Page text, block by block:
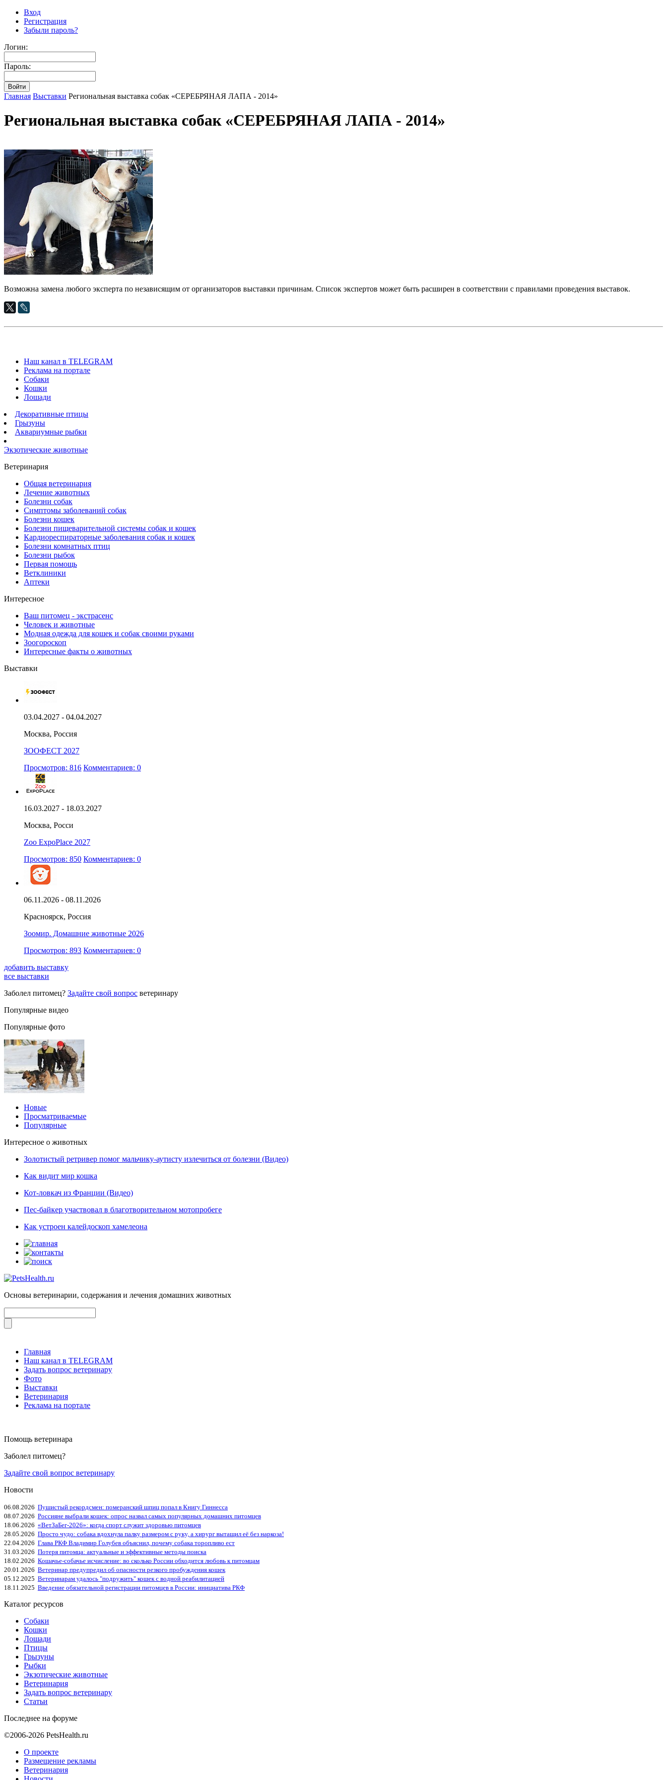
Вход
Регистрация
Забыли пароль?
Логин:
Пароль:
Главная Выставки Региональная выставка собак «СЕРЕБРЯНАЯ ЛАПА - 2014»
Региональная выставка собак «СЕРЕБРЯНАЯ ЛАПА - 2014»
Возможна замена любого эксперта по независящим от организаторов выставки причинам. Список экспертов может быть расширен в соответствии с правилами проведения выставок.
Наш канал в TELEGRAM
Реклама на портале
Собаки
Кошки
Лошади
Декоративные птицы
Грызуны
Аквариумные рыбки
Экзотические животные
Ветеринария
Общая ветеринария
Лечение животных
Болезни собак
Симптомы заболеваний собак
Болезни кошек
Болезни пищеварительной системы собак и кошек
Кардиореспираторные заболевания собак и кошек
Болезни комнатных птиц
Болезни рыбок
Первая помощь
Ветклиники
Аптеки
Интересное
Ваш питомец - экстрасенс
Человек и животные
Модная одежда для кошек и собак своими руками
Зоогороскоп
Интересные факты о животных
Выставки
03.04.2027 - 04.04.2027
Москва, Россия
ЗООФЕСТ 2027
Просмотров: 816 Комментариев: 0
16.03.2027 - 18.03.2027
Москва, Росси
Zoo ExpoPlace 2027
Просмотров: 850 Комментариев: 0
06.11.2026 - 08.11.2026
Красноярск, Россия
Зоомир. Домашние животные 2026
Просмотров: 893 Комментариев: 0
добавить выставку
все выставки
Заболел питомец? Задайте свой вопрос ветеринару
Популярные видео
Популярные фото
Новые
Просматриваемые
Популярные
Интересное о животных
Золотистый ретривер помог мальчику-аутисту излечиться от болезни (Видео)
Как видит мир кошка
Кот-ловкач из Франции (Видео)
Пес-байкер участвовал в благотворительном мотопробеге
Как устроен калейдоскоп хамелеона
Основы ветеринарии, содержания и лечения домашних животных
Главная
Наш канал в TELEGRAM
Задать вопрос ветеринару
Фото
Выставки
Ветеринария
Реклама на портале
Помощь ветеринара
Заболел питомец?
Задайте свой вопрос ветеринару
Новости
06.08.2026 Пушистый рекордсмен: померанский шпиц попал в Книгу Гиннесса
08.07.2026 Россияне выбрали кошек: опрос назвал самых популярных домашних питомцев
18.06.2026 «ВетЗаБег‑2026»: когда спорт служит здоровью питомцев
28.05.2026 Просто чудо: собака вдохнула палку размером с руку, а хирург вытащил её без наркоза!
22.04.2026 Глава РКФ Владимир Голубев объяснил, почему собака торопливо ест
31.03.2026 Потеря питомца: актуальные и эффективные методы поиска
18.02.2026 Кошачье-собачье исчисление: во сколько России обходится любовь к питомцам
20.01.2026 Ветеринар предупредил об опасности резкого пробуждения кошек
05.12.2025 Ветеринарам удалось "подружить" кошек с водной реабилитацией
18.11.2025 Введение обязательной регистрации питомцев в России: инициатива РКФ
Каталог ресурсов
Собаки
Кошки
Лошади
Птицы
Грызуны
Рыбки
Экзотические животные
Ветеринария
Задать вопрос ветеринару
Статьи
Последнее на форуме
©2006-2026 PetsHealth.ru
О проекте
Размещение рекламы
Ветеринария